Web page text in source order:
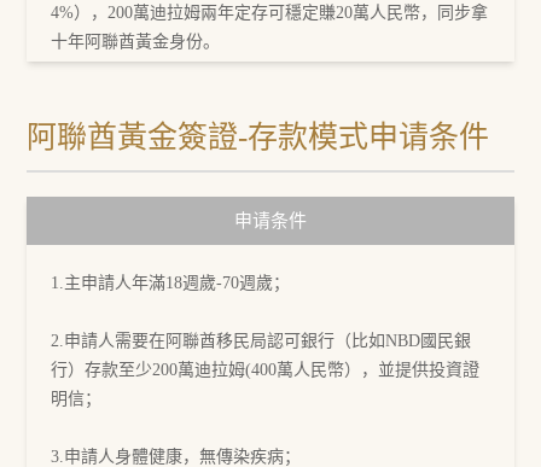
4%），200萬迪拉姆兩年定存可穩定賺20萬人民幣，同步拿
十年阿聯酋黃金身份。
分紅稅，資本利得稅等，公司年利潤在37.5萬迪拉姆（約75
阿聯酋黃金簽證-存款模式申请条件
申请条件
1.主申請人年滿18週歲-70週歲；
2.申請人需要在阿聯酋移民局認可銀行（比如NBD國民銀
行）存款至少200萬迪拉姆(400萬人民幣），並提供投資證
明信；
3.申請人身體健康，無傳染疾病；